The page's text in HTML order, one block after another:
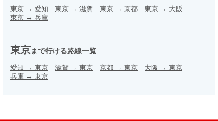
東京 → 愛知 東京 → 滋賀 東京 → 京都 東京 → 大阪
東京 → 兵庫
東京まで行ける路線一覧
愛知 → 東京 滋賀 → 東京 京都 → 東京 大阪 → 東京
兵庫 → 東京